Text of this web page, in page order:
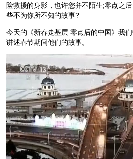
险救援的身影，也许您并不陌生;零点之
些不为你所不知的故事?
今天的《新春走基层 零点后的中国》我
讲述春节期间他们的故事。